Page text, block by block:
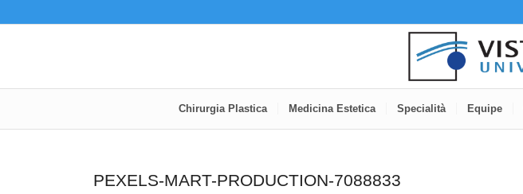
Chirurgia Plastica Medicina Estetica Specialità Equipe
PEXELS-MART-PRODUCTION-7088833